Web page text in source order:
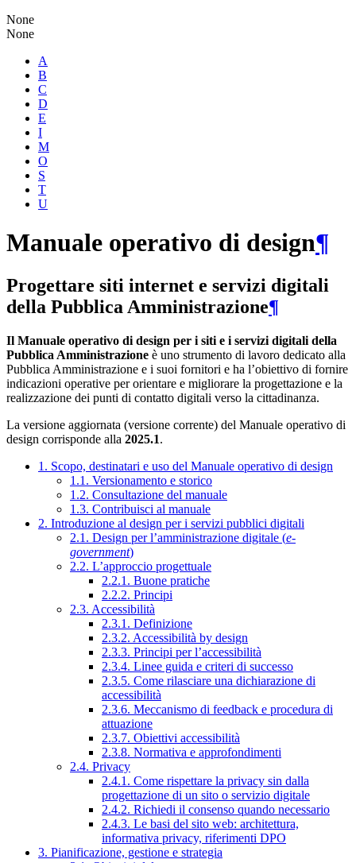
None
None
A
B
C
D
E
I
M
O
S
T
U
Manuale operativo di design¶
Progettare siti internet e servizi digitali
della Pubblica Amministrazione¶
Il Manuale operativo di design per i siti e i servizi digitali della
Pubblica Amministrazione è uno strumento di lavoro dedicato alla
Pubblica Amministrazione e i suoi fornitori e ha l’obiettivo di fornire
indicazioni operative per orientare e migliorare la progettazione e la
realizzazione dei punti di contatto digitali verso la cittadinanza.
La versione aggiornata (versione corrente) del Manuale operativo di
design corrisponde alla 2025.1.
1. Scopo, destinatari e uso del Manuale operativo di design
1.1. Versionamento e storico
1.2. Consultazione del manuale
1.3. Contribuisci al manuale
2. Introduzione al design per i servizi pubblici digitali
2.1. Design per l’amministrazione digitale (e-
government)
2.2. L’approccio progettuale
2.2.1. Buone pratiche
2.2.2. Principi
2.3. Accessibilità
2.3.1. Definizione
2.3.2. Accessibilità by design
2.3.3. Principi per l’accessibilità
2.3.4. Linee guida e criteri di successo
2.3.5. Come rilasciare una dichiarazione di
accessibilità
2.3.6. Meccanismo di feedback e procedura di
attuazione
2.3.7. Obiettivi accessibilità
2.3.8. Normativa e approfondimenti
2.4. Privacy
2.4.1. Come rispettare la privacy sin dalla
progettazione di un sito o servizio digitale
2.4.2. Richiedi il consenso quando necessario
2.4.3. Le basi del sito web: architettura,
informativa privacy, riferimenti DPO
3. Pianificazione, gestione e strategia